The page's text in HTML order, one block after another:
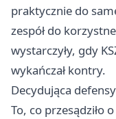
praktycznie do
zespół do
wystarczyły, gdy
wykańczał kontry.
Decydująca
To, co przesądziło